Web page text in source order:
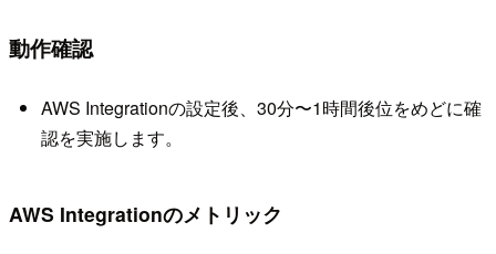
動作確認
AWS Integrationの設定後、30分〜1時間後位をめどに確
認を実施します。
AWS Integrationのメトリック